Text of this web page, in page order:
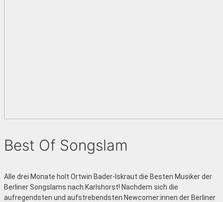
Best Of Songslam
Alle drei Monate holt Ortwin Bader-Iskraut die Besten Musiker der
Berliner Songslams nach Karlshorst! Nachdem sich die
aufregendsten und aufstrebendsten Newcomer:innen der Berliner